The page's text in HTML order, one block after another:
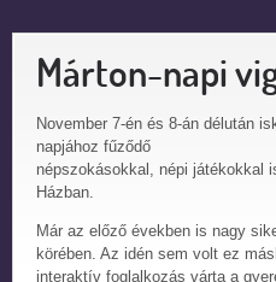
Márton-napi
November 7-én és 8-án délután
napjához fűződő
népszokásokkal, népi játékokkal
Házban.
Már az előző években is nagy
körében. Az idén sem volt ez
interaktív foglalkozás várta a